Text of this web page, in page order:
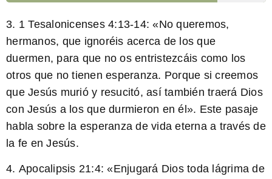
3. 1 Tesalonicenses 4:13-14: «No queremos,
hermanos, que ignoréis acerca de los que
duermen, para que no os entristezcáis como los
otros que no tienen esperanza. Porque si creemos
que Jesús murió y resucitó, así también traerá Dios
con Jesús a los que durmieron en él». Este pasaje
habla sobre la esperanza de vida eterna a través de
la fe en Jesús.
4. Apocalipsis 21:4: «Enjugará Dios toda lágrima de